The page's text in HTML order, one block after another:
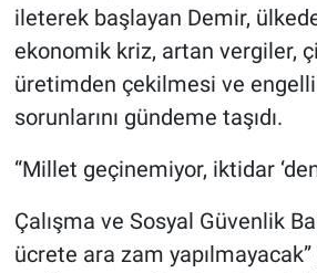
ileterek başlayan Demir,
ekonomik kriz, artan vergiler,
üretimden çekilmesi ve
sorunlarını gündeme taşıdı.
“Millet geçinemiyor, iktidar
Çalışma ve Sosyal Güvenlik
ücrete ara zam